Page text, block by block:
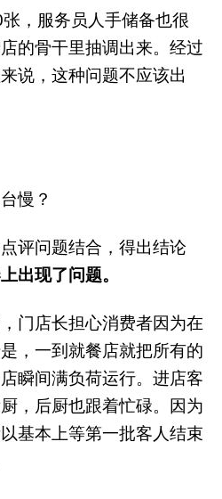
，服务员人手储备也很
的骨干里抽调出来。经过
说，这种问题不应该出
慢？
评问题结合，得出结论
出现了问题。
门店长担心消费者因为在
，一到就餐店就把所有的
瞬间满负荷运行。进店客
，后厨也跟着忙碌。因为
基本上等第一批客人结束